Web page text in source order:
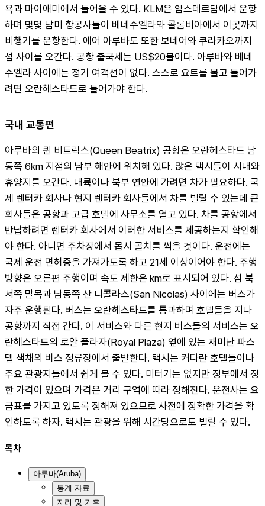
욕과 마이애미에서 들어올 수 있다. KLM은 암스테르담에서 운항
하며 몇몇 남미 항공사들이 베네수엘라와 콜롬비아에서 이곳까지
비행기를 운항한다. 에어 아루바도 또한 보네어와 쿠라카오까지
섬 사이를 오간다. 공항 출국세는 US$20불이다. 아루바와 베네
수엘라 사이에는 정기 여객선이 없다. 스스로 요트를 몰고 들어가
려면 오란헤스타드로 들어가야 한다.
국내 교통편
아루바의 퀸 비트릭스(Queen Beatrix) 공항은 오란헤스타드 남
동쪽 6km 지점의 남부 해안에 위치해 있다. 많은 택시들이 시내와
휴양지를 오간다. 내륙이나 북부 연안에 가려면 차가 필요하다. 국
제 렌터카 회사나 현지 렌터카 회사들에서 차를 빌릴 수 있는데 큰
회사들은 공항과 고급 호텔에 사무소를 열고 있다. 차를 공항에서
반납하려면 렌터카 회사에서 이러한 서비스를 제공하는지 확인해
야 한다. 아니면 주차장에서 몹시 골치를 썩을 것이다. 운전에는
국제 운전 면허증을 가져가도록 하고 21세 이상이어야 한다. 주행
방향은 오른편 주행이며 속도 제한은 km로 표시되어 있다. 섬 북
서쪽 말목과 남동쪽 산 니콜라스(San Nicolas) 사이에는 버스가
자주 운행된다. 버스는 오란헤스타드를 통과하며 호텔들을 지나
공항까지 직접 간다. 이 서비스와 다른 현지 버스들의 서비스는 오
란헤스타드의 로얄 플라자(Royal Plaza) 옆에 있는 재미난 파스
텔 색채의 버스 정류장에서 출발한다. 택시는 커다란 호텔들이나
주요 관광지들에서 쉽게 볼 수 있다. 미터기는 없지만 정부에서 정
한 가격이 있으며 가격은 거리 구역에 따라 정해진다. 운전사는 요
금표를 가지고 있도록 정해져 있으므로 사전에 정확한 가격을 확
인하도록 하자. 택시는 관광을 위해 시간당으로도 빌릴 수 있다.
목차
아루바(Aruba)
통계 자료
지리 및 기후